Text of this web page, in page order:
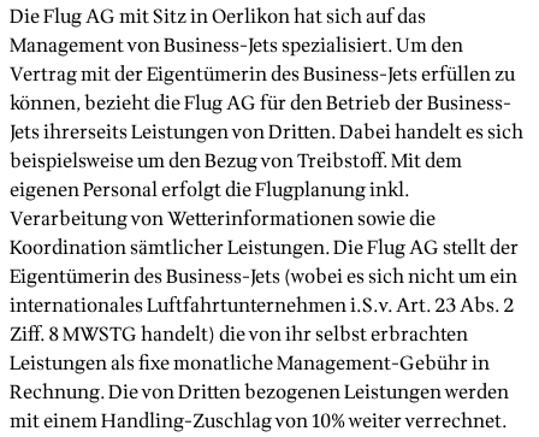
Die Flug AG mit Sitz in Oerlikon hat sich auf das
Management von Business-Jets spezialisiert. Um den
Vertrag mit der Eigentümerin des Business-Jets erfüllen zu
können, bezieht die Flug AG für den Betrieb der Business-
Jets ihrerseits Leistungen von Dritten. Dabei handelt es sich
beispielsweise um den Bezug von Treibstoff. Mit dem
eigenen Personal erfolgt die Flugplanung inkl.
Verarbeitung von Wetterinformationen sowie die
Koordination sämtlicher Leistungen. Die Flug AG stellt der
Eigentümerin des Business-Jets (wobei es sich nicht um ein
internationales Luftfahrtunternehmen i.S.v. Art. 23 Abs. 2
Ziff. 8 MWSTG handelt) die von ihr selbst erbrachten
Leistungen als fixe monatliche Management-Gebühr in
Rechnung. Die von Dritten bezogenen Leistungen werden
mit einem Handling-Zuschlag von 10% weiter verrechnet.